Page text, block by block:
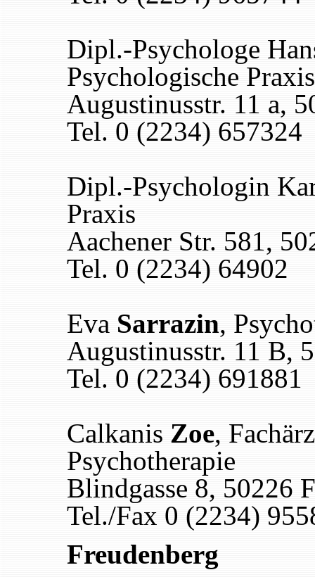
Dipl.-Psychologe
Psychologische Praxis
Augustinusstr. 11 a,
Tel. 0 (2234) 657324
Dipl.-Psychologin
Praxis
Aachener Str. 581,
Tel. 0 (2234) 64902
Eva Sarrazin,
Augustinusstr. 11 B,
Tel. 0 (2234) 691881
Calkanis Zoe,
Psychotherapie
Blindgasse 8, 50226
Tel./Fax 0 (2234)
Freudenberg